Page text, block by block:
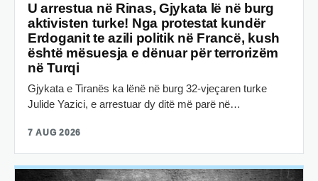
U arrestua në Rinas, Gjykata lë në burg
aktivisten turke! Nga protestat kundër
Erdoganit te azili politik në Francë, kush
është mësuesja e dënuar për terrorizëm
në Turqi
Gjykata e Tiranës ka lënë në burg 32-vjeçaren turke
Julide Yazici, e arrestuar dy ditë më parë në…
7 AUG 2026